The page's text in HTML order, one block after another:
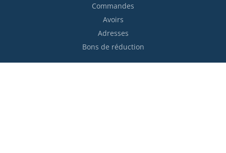
Commandes
Avoirs
Adresses
Bons de réduction